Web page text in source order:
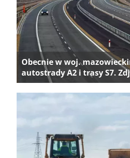
Obecnie w woj.
autostrady A2 i trasy S7.